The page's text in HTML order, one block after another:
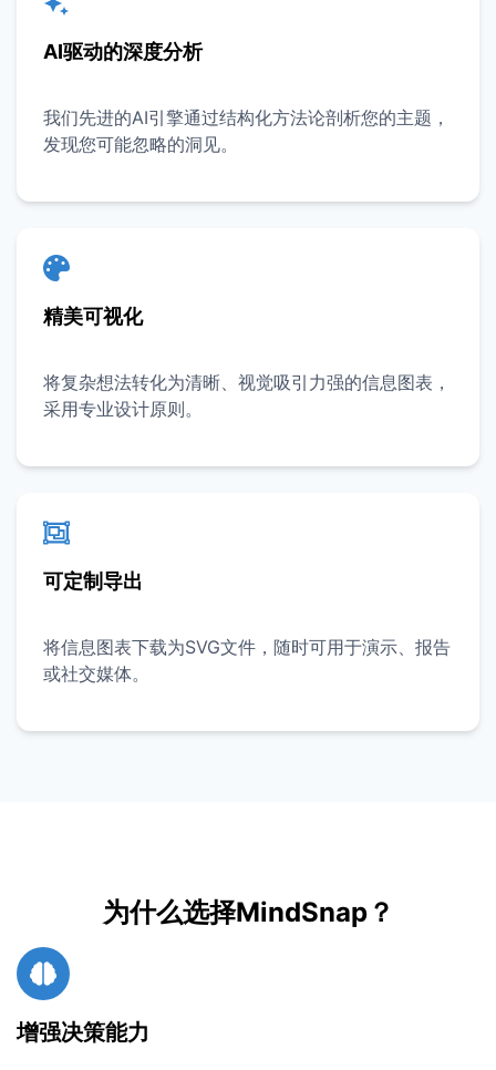
AI驱动的深度分析
我们先进的AI引擎通过结构化方法论剖析您的主题，
发现您可能忽略的洞见。
精美可视化
将复杂想法转化为清晰、视觉吸引力强的信息图表，
采用专业设计原则。
可定制导出
将信息图表下载为SVG文件，随时可用于演示、报告
或社交媒体。
为什么选择MindSnap？
增强决策能力